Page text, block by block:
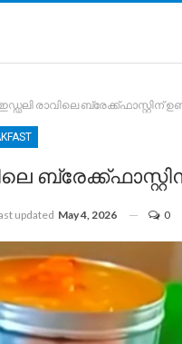
രാവിലെ ബ്രേക്ക്ഫാസ്റ്റിന്
updated May 4, 2026 0